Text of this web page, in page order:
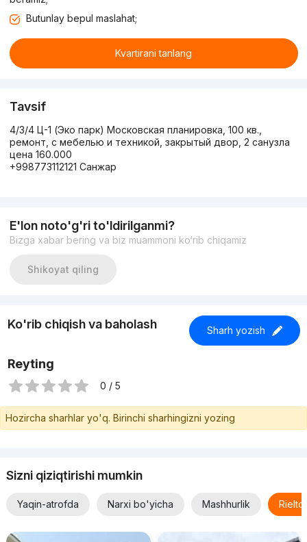
Butunlay bepul maslahat;
Kvartirani tanlang
Tavsif
4/3/4 Ц-1 (Эко парк) Московская планировка, 100 кв.,
ремонт, с мебелью и техникой, закрытый двор, 2 санузла
цена 160.000
+998773112121 Санжар
E'lon noto'g'ri to'ldirilganmi?
Bizga xabar bering va biz muammoni ko‘rib chiqamiz
Shikoyat qiling
Ko'rib chiqish va baholash Sharh yozish
Reyting
0 / 5
Hozircha sharhlar yo'q. Birinchi sharhingizni yozing
Sizni qiziqtirishi mumkin
Yaqin-atrofda Narxi bo'yicha Mashhurlik